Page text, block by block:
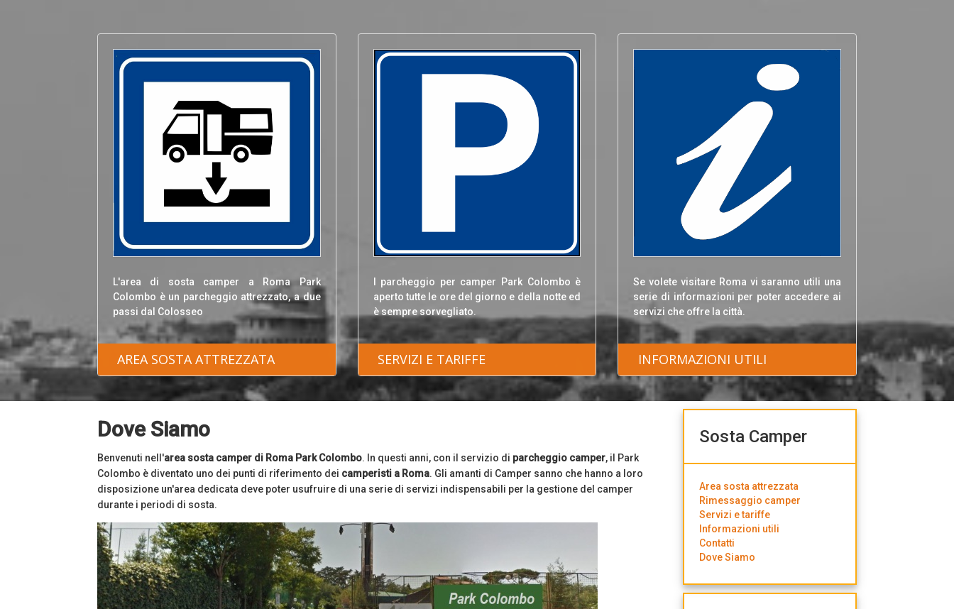
L'area di sosta camper a Roma Park
Colombo è un parcheggio attrezzato, a due
passi dal Colosseo
AREA SOSTA ATTREZZATA
l parcheggio per camper Park Colombo è
aperto tutte le ore del giorno e della notte ed
è sempre sorvegliato.
SERVIZI E TARIFFE
Se volete visitare Roma vi saranno utili una
serie di informazioni per poter accedere ai
servizi che offre la città.
INFORMAZIONI UTILI
Dove Siamo
Benvenuti nell'area sosta camper di Roma Park Colombo. In questi anni, con il servizio di parcheggio camper, il Park
Colombo è diventato uno dei punti di riferimento dei camperisti a Roma. Gli amanti di Camper sanno che hanno a loro
disposizione un'area dedicata deve poter usufruire di una serie di servizi indispensabili per la gestione del camper
durante i periodi di sosta.
Sosta Camper
Area sosta attrezzata
Rimessaggio camper
Servizi e tariffe
Informazioni utili
Contatti
Dove Siamo